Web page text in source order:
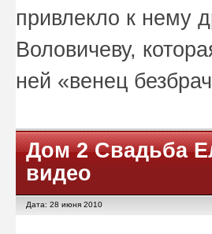
привлекло к нему
Воловичеву,
ней «венец
Дом 2 Свадьба
видео
Дата: 28 июня 2010